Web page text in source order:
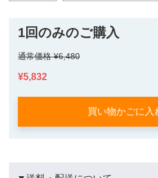
1回のみのご購入
通常価格 ¥6,480
¥5,832
買い物かごに入